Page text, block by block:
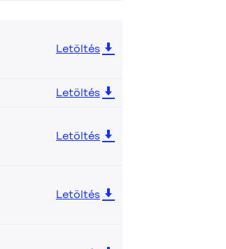
Letöltés
Letöltés
Letöltés
Letöltés